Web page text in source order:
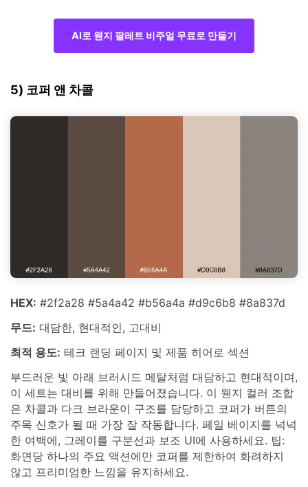
AI로 웬지 팔레트 비주얼 무료로 만들기
5) 코퍼 앤 차콜
HEX: #2f2a28 #5a4a42 #b56a4a #d9c6b8 #8a837d
무드: 대담한, 현대적인, 고대비
최적 용도: 테크 랜딩 페이지 및 제품 히어로 섹션
부드러운 빛 아래 브러시드 메탈처럼 대담하고 현대적이며,
이 세트는 대비를 위해 만들어졌습니다. 이 웬지 컬러 조합
은 차콜과 다크 브라운이 구조를 담당하고 코퍼가 버튼의
주목 신호가 될 때 가장 잘 작동합니다. 페일 베이지를 넉넉
한 여백에, 그레이를 구분선과 보조 UI에 사용하세요. 팁:
화면당 하나의 주요 액션에만 코퍼를 제한하여 화려하지
않고 프리미엄한 느낌을 유지하세요.